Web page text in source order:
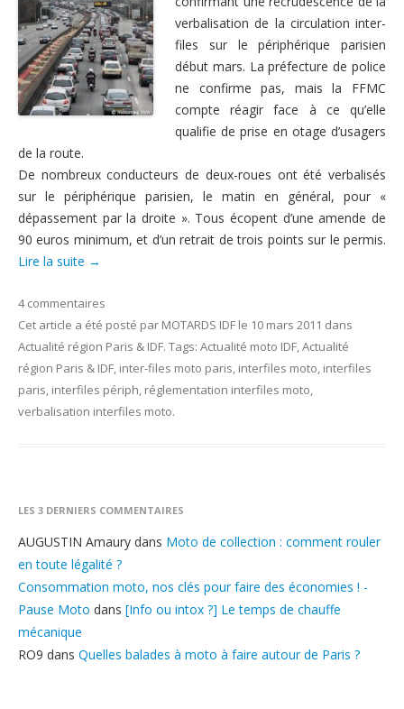
verbalisation de la circulation inter-
files sur le périphérique parisien
début mars. La préfecture de police
ne confirme pas, mais la FFMC
compte réagir face à ce qu’elle
qualifie de prise en otage d’usagers
de la route.
De nombreux conducteurs de deux-roues ont été verbalisés
sur le périphérique parisien, le matin en général, pour «
dépassement par la droite ». Tous écopent d’une amende de
90 euros minimum, et d’un retrait de trois points sur le permis.
Lire la suite →
4 commentaires
Cet article a été posté par MOTARDS IDF le 10 mars 2011 dans
Actualité région Paris & IDF. Tags: Actualité moto IDF,Actualité
région Paris & IDF, inter-files moto paris, interfiles moto, interfiles
paris, interfiles périph, réglementation interfiles moto,
verbalisation interfiles moto.
LES 3 DERNIERS COMMENTAIRES
AUGUSTIN Amaury dans Moto de collection : comment rouler
en toute légalité ?
Consommation moto, nos clés pour faire des économies ! -
Pause Moto dans [Info ou intox ?] Le temps de chauffe
mécanique
RO9 dans Quelles balades à moto à faire autour de Paris ?